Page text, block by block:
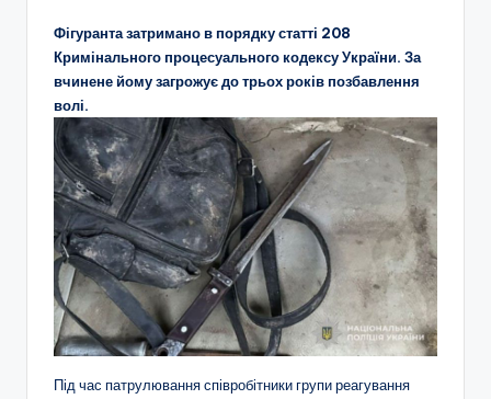
Фігуранта затримано в порядку статті 208
Кримінального процесуального кодексу України. За
вчинене йому загрожує до трьох років позбавлення
волі.
Під час патрулювання співробітники групи реагування